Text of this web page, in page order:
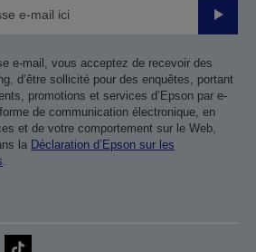
Valider
e-mail, vous acceptez de recevoir des
d’être sollicité pour des enquêtes, portant
promotions et services d’Epson par e-
de communication électronique, en
et de votre comportement sur le Web,
la Déclaration d’Epson sur les
.